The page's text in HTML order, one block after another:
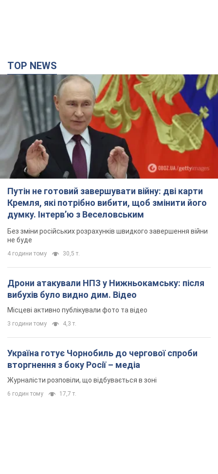
TOP NEWS
Путін не готовий завершувати війну: дві карти
Кремля, які потрібно вибити, щоб змінити його
думку. Інтерв’ю з Веселовським
Без зміни російських розрахунків швидкого завершення війни
не буде
4 години тому 30,5 т.
Дрони атакували НПЗ у Нижньокамську: після
вибухів було видно дим. Відео
Місцеві активно публікували фото та відео
3 години тому 4,3 т.
Україна готує Чорнобиль до чергової спроби
вторгнення з боку Росії – медіа
Журналісти розповіли, що відбувається в зоні
6 годин тому 17,7 т.